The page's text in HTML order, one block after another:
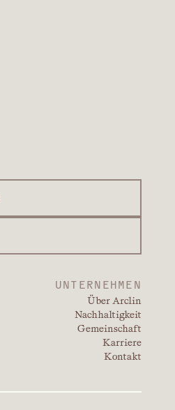
UNTERNEHMEN
Über Arclin
Nachhaltigkeit
Gemeinschaft
Karriere
Kontakt